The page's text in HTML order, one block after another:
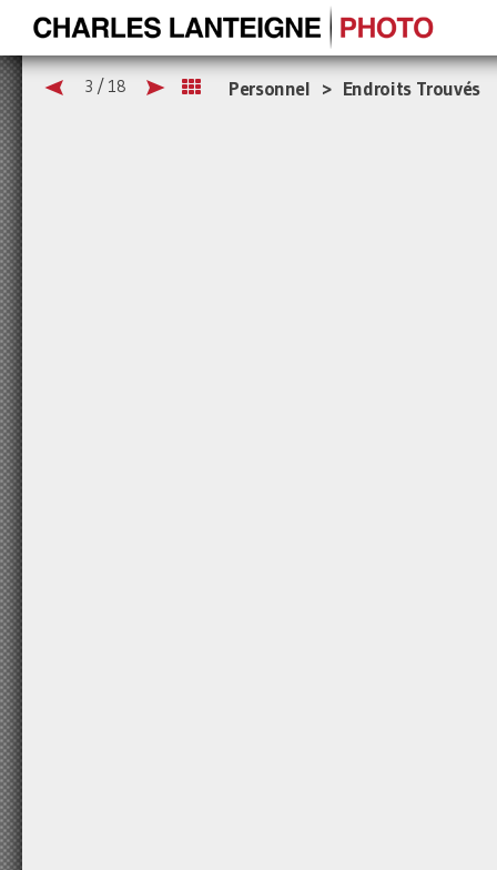
3 / 18 Personnel > Endroits Trouvés